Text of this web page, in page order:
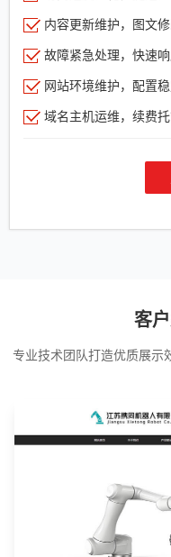
内容更新维护，图文
故障紧急处理，快速
网站环境维护，配置
域名主机运维，续费
客
专业技术团队打造优质展示